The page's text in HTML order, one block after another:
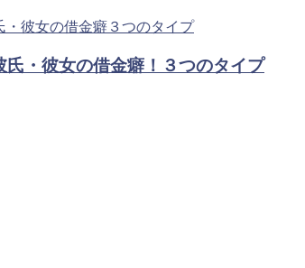
氏・彼女の借金癖！３つのタイプ